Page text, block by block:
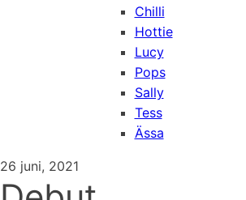
Chilli
Hottie
Lucy
Pops
Sally
Tess
Ässa
26 juni, 2021